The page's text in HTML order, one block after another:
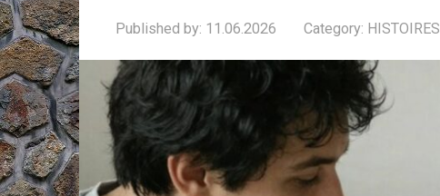
Published by: 11.06.2026 Category: HISTOIRES